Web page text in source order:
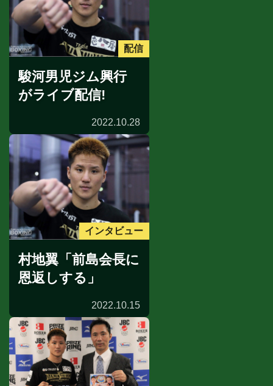
配信
駿河男児ジム興行
がライブ配信!
2022.10.28
インタビュー
村地翼「前島会長に
恩返しする」
2022.10.15